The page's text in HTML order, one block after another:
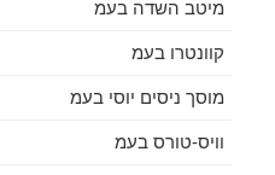
מיטב השדה בעמ
קוונטרו בעמ
מוסך ניסים יוסי בעמ
וויס-טורס בעמ